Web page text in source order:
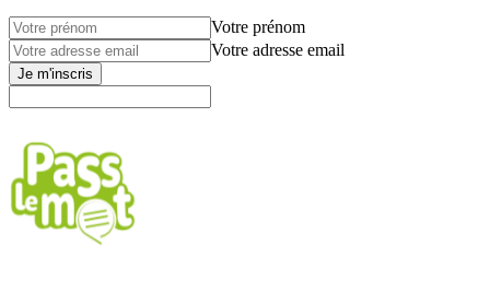
Votre prénom
Votre adresse email
Je m'inscris